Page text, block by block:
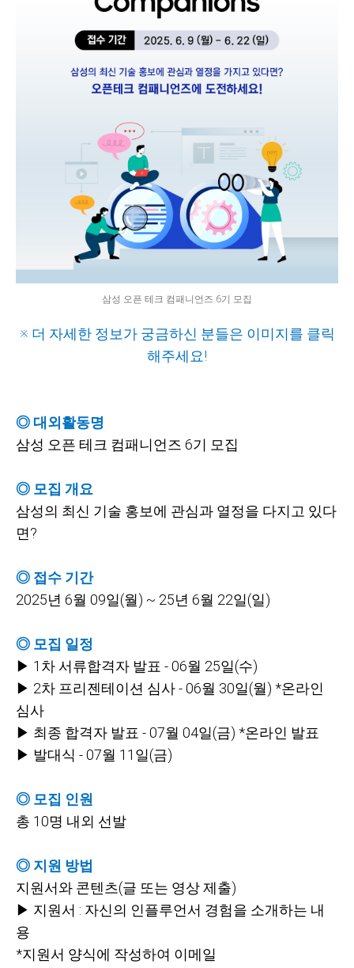
삼성 오픈 테크 컴패니언즈 6기 모집
※ 더 자세한 정보가 궁금하신 분들은 이미지를 클릭
해주세요!
◎ 대외활동명
삼성 오픈 테크 컴패니언즈 6기 모집
◎ 모집 개요
삼성의 최신 기술 홍보에 관심과 열정을 다지고 있다
면?
◎ 접수 기간
2025년 6월 09일(월) ~ 25년 6월 22일(일)
◎ 모집 일정
▶ 1차 서류합격자 발표 - 06월 25일(수)
▶ 2차 프리젠테이션 심사 - 06월 30일(월) *온라인
심사
▶ 최종 합격자 발표 - 07월 04일(금) *온라인 발표
▶ 발대식 - 07월 11일(금)
◎ 모집 인원
총 10명 내외 선발
◎ 지원 방법
지원서와 콘텐츠(글 또는 영상 제출)
▶ 지원서 : 자신의 인플루언서 경험을 소개하는 내
용
*지원서 양식에 작성하여 이메일